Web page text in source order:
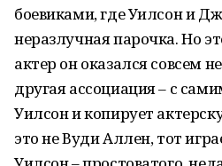
боевиками, где Уилсон и
неразлучная парочка. Но
актер он оказался совсем
другая ассоциация – с
Уилсон и копирует
это не Вуди Аллен, тот